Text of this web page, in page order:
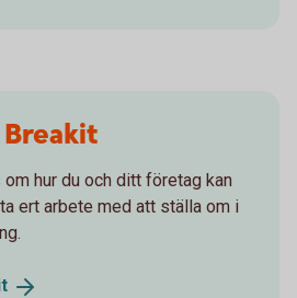
hur du och ditt företag kan
ert arbete med att ställa om i